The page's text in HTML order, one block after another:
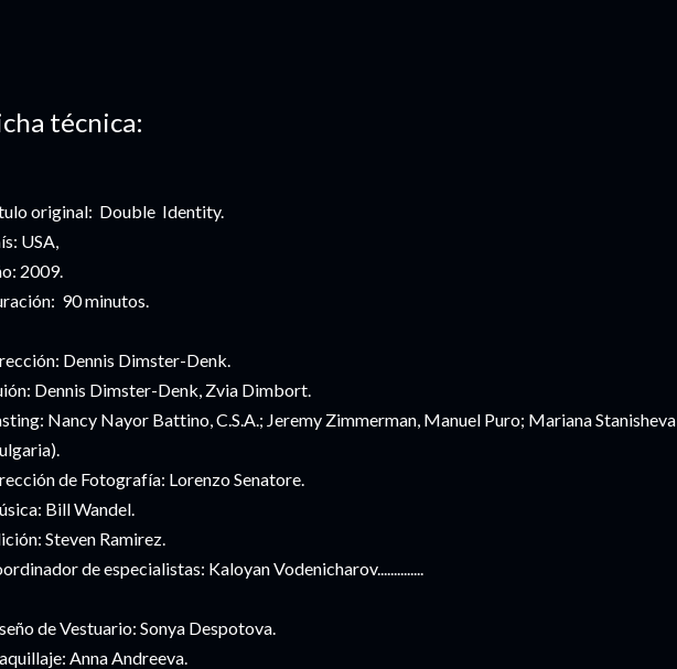
técnica:
original: Double Identity.
USA,
2009.
90 minutos.
Dennis Dimster-Denk.
Dennis Dimster-Denk, Zvia Dimbort.
Nancy Nayor Battino, C.S.A.; Jeremy Zimmerman, Manuel Puro; Mariana Stanisheva
de Fotografía: Lorenzo Senatore.
Bill Wandel.
Steven Ramirez.
de especialistas: Kaloyan Vodenicharov..............
de Vestuario: Sonya Despotova.
Anna Andreeva.